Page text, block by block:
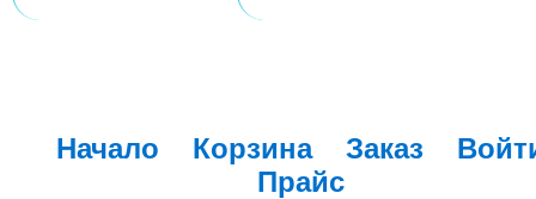
Начало Корзина Заказ
Прайс